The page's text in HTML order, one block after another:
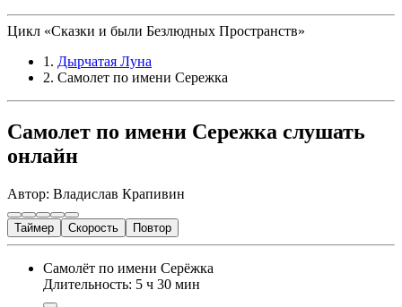
Цикл «Сказки и были Безлюдных Пространств»
1. Дырчатая Луна
2. Самолет по имени Сережка
Самолет по имени Сережка слушать
онлайн
Автор: Владислав Крапивин
Таймер Скорость Повтор
Самолёт по имени Серёжка
Длительность: 5 ч 30 мин